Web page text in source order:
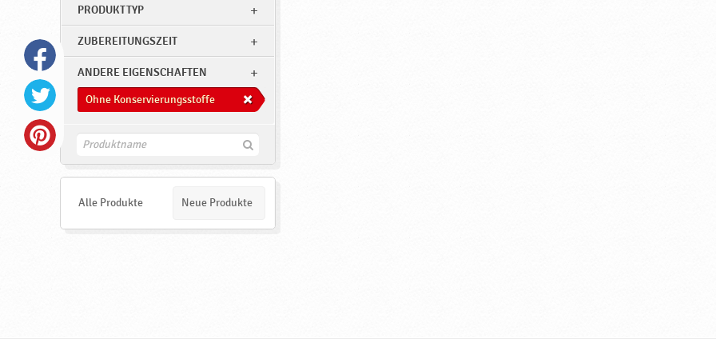
PRODUKTTYP
ZUBEREITUNGSZEIT
ANDERE EIGENSCHAFTEN
Ohne Konservierungsstoffe
F
e
Alle Produkte Neue Produkte